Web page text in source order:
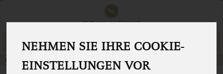
NEHMEN SIE IHRE COOKIE-
EINSTELLUNGEN VOR